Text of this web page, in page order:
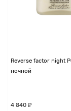
Reverse factor night
ночной
4 840 ₽